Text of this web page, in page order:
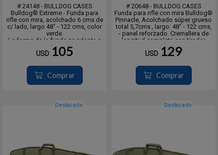
# 24148 - BULLDOG CASES
Bulldog® Extreme - Funda para
rifle con mira, acolchado 6 cms de
c/ lado, largo 48" - 122 cms, color
verde.
La forma de la funda se adapta a
rifles con y sin mira.
Correa de hombro ajustable y
de metal
Acolchado de celda cerrada,
suav...
USD 105
Comprar
# 20648 - BULLDOG CASES
Funda para rifle con mira Bulldog®
Pinnacle, Acolchado súper grueso
total 5,7cms., largo: 48" - 122 cms,
- panel reforzado. Cremallera de
longitud completa con tirador
- Carcasa exterior duradera de
nailon resistente al agua extra
- Correa de hombro ajustabl...
USD 129
Comprar
Destacado Destacado